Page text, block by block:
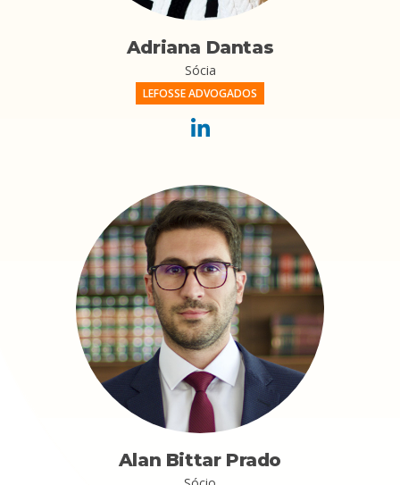
Adriana Dantas
Sócia
LEFOSSE ADVOGADOS
Alan Bittar Prado